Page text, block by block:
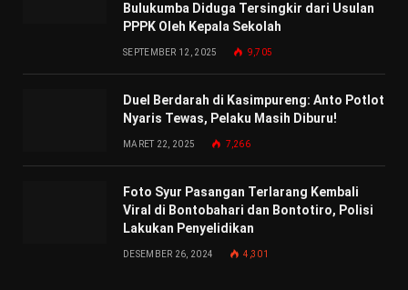
Bulukumba Diduga Tersingkir dari Usulan
PPPK Oleh Kepala Sekolah
SEPTEMBER 12, 2025 9,705
Duel Berdarah di Kasimpureng: Anto Potlot
Nyaris Tewas, Pelaku Masih Diburu!
MARET 22, 2025 7,266
Foto Syur Pasangan Terlarang Kembali
Viral di Bontobahari dan Bontotiro, Polisi
Lakukan Penyelidikan
DESEMBER 26, 2024 4,301